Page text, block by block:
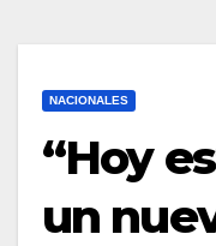
NACIONALES
“Hoy
un